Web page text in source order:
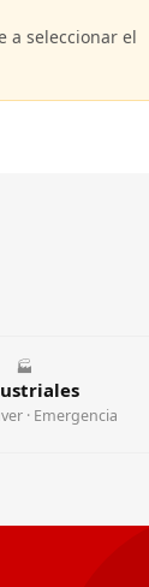
a seleccionar el
🏭
· Emergencia